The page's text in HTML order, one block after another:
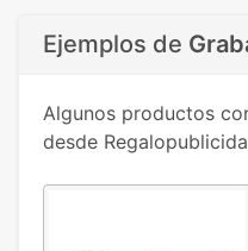
Ejemplos de
Algunos productos
desde